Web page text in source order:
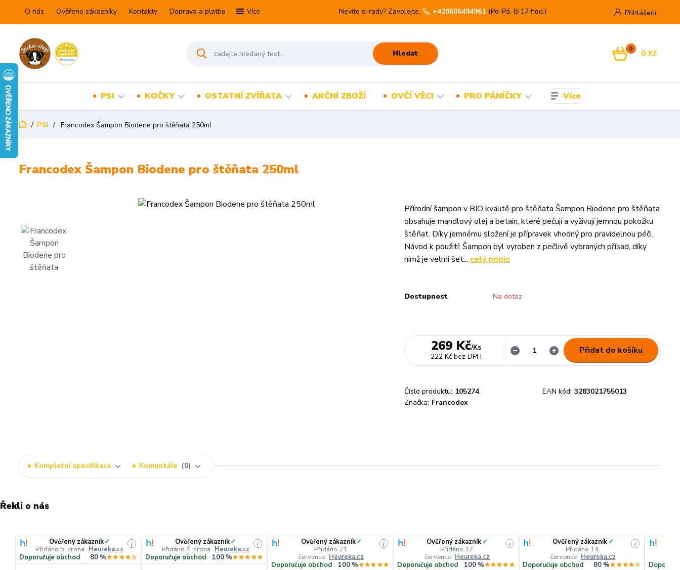
O nás Ověřeno zákazníky Kontakty Doprava a platba Více Přihlášení
Hledat
Nevíte si rady? Zavolejte. +420606494961 (Po-Pá, 8-17 hod.)
0 0 Kč
PSI KOČKY OSTATNÍ ZVÍŘATA AKČNÍ ZBOŽÍ OVČÍ VĚCI PRO PÁNÍČKY Více
PSI Francodex Šampon Biodene pro štěňata 250ml
Francodex Šampon Biodene pro štěňata 250ml
Přírodní šampon v BIO kvalitě pro štěňata Šampon Biodene pro štěňata
obsahuje mandlový olej a betain, které pečují a vyživují jemnou pokožku
štěňat. Díky jemnému složení je přípravek vhodný pro pravidelnou péči.
Návod k použití: Šampon byl vyroben z pečlivě vybraných přísad, díky
nimž je velmi šet... celý popis
Dostupnost Na dotaz
269 Kč/Ks
222 Kč bez DPH
Přidat do košíku
Číslo produktu: 105274 EAN kód: 3283021755013
Značka: Francodex
Kompletní specifikace Komentáře 0
Řekli o nás
Ověřený zákazník✓
Přidáno 5. srpna · Heureka.cz
i
Doporučuje obchod 80 %★★★★☆
Ověřený zákazník✓
Přidáno 4. srpna · Heureka.cz
i
Doporučuje obchod 100 %★★★★★
Ověřený zákazník✓
Přidáno 21.
července · Heureka.cz
i
Doporučuje obchod 100 %★★★★★
Ověřený zákazník ✓
Přidáno 17.
července · Heureka.cz
i
Doporučuje obchod 100 %★★★★★
Ověřený zákazník ✓
Přidáno 14.
července· Heureka.cz
i
Doporučuje obchod 80 %★★★★☆